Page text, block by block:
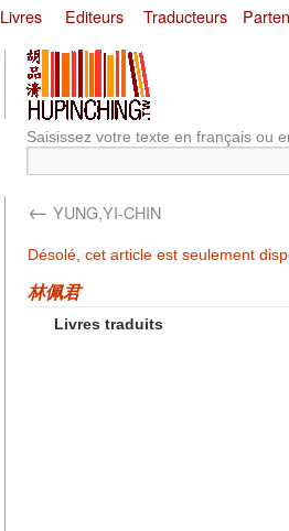
Livres Editeurs Traducteurs
Saisissez votre texte en français ou
← YUNG,YI-CHIN
Désolé, cet article est seulement
林佩君
Livres traduits